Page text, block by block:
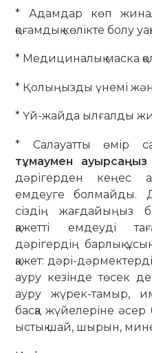
* Адамдар көп
қоғамдық көлікте болу
* Медициналық маска
* Қолыңызды үнемі
* Үй-жайда ылғалды
* Салауатты өмір
тұмаумен
дәрігерден кеңес
емдеуге болмайды.
сіздің жағдайыңыз
қажетті емдеуді
дәрігердің барлық
қажет: дәрі-
ауру кезінде төсек
ауру жүрек-тамыр,
басқа жүйелеріне
ыстық шай, шырын,